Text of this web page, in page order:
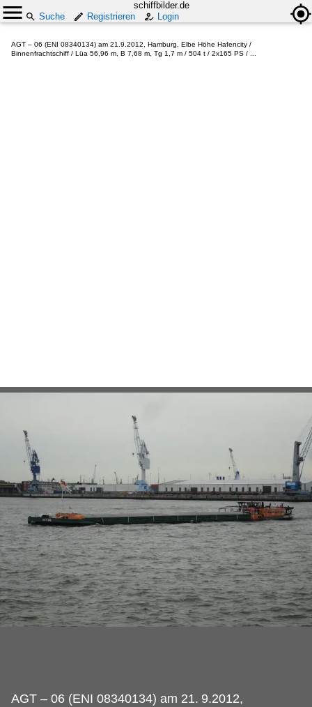
schiffbilder.de
Suche
Registrieren Login
AGT – 06 (ENI 08340134) am 21.9.2012, Hamburg, Elbe Höhe Hafencity /
Binnenfrachtschiff / Lüa 56,96 m, B 7,68 m, Tg 1,7 m / 504 t / 2x165 PS / ...
AGT – 06 (ENI 08340134) am 21. 9.2012,